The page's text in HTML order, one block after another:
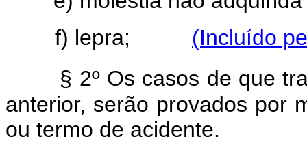
f) lepra; (Incluído
§ 2º Os casos de que
anterior, serão provados por
ou termo de acidente.